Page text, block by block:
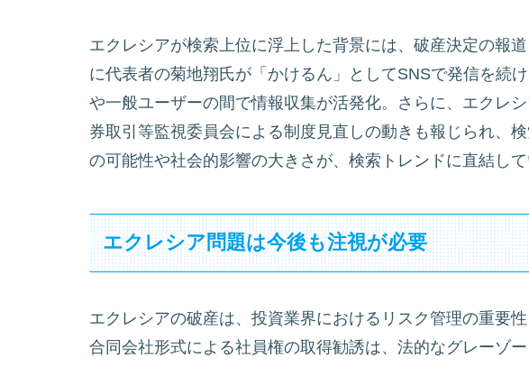
エクレシアが検索上位に浮上した背景には、破産決定の報
に代表者の菊地翔氏が「かけるん」としてSNSで発信を続
や一般ユーザーの間で情報収集が活発化。さらに、エクレ
券取引等監視委員会による制度見直しの動きも報じられ、
の可能性や社会的影響の大きさが、検索トレンドに直結して
エクレシア問題は今後も注視が必要
エクレシアの破産は、投資業界におけるリスク管理の重要
合同会社形式による社員権の取得勧誘は、法的なグレーゾ